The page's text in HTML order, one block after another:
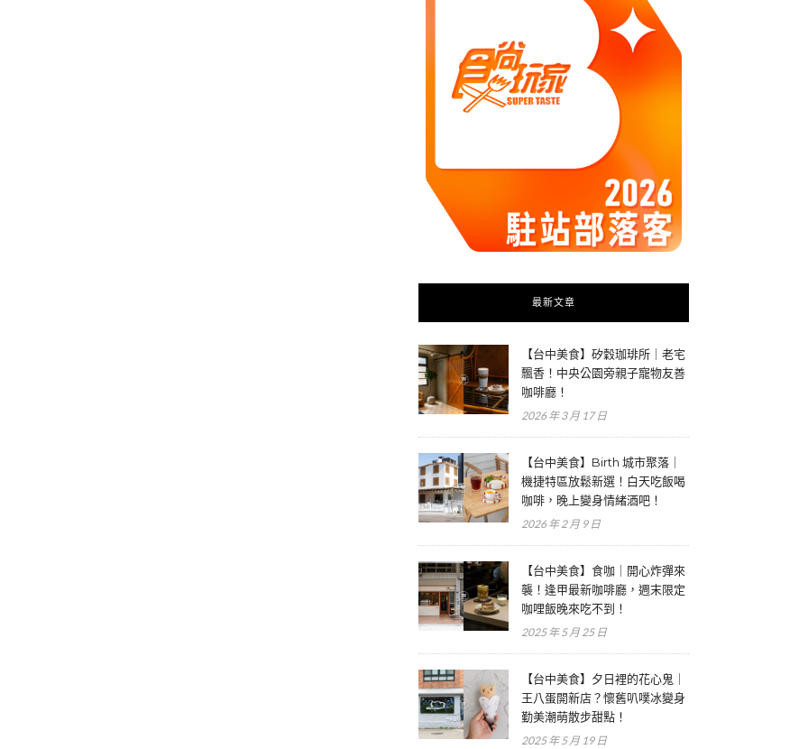
最新文章
【台中美食】矽穀珈琲所｜老宅
飄香！中央公園旁親子寵物友善
咖啡廳！
2026 年 3 月 17 日
【台中美食】Birth 城市聚落｜
機捷特區放鬆新選！白天吃飯喝
咖啡，晚上變身情緒酒吧！
2026 年 2 月 9 日
【台中美食】食咖｜開心炸彈來
襲！逢甲最新咖啡廳，週末限定
咖哩飯晚來吃不到！
2025 年 5 月 25 日
【台中美食】夕日裡的花心鬼｜
王八蛋開新店？懷舊叭噗冰變身
勤美潮萌散步甜點！
2025 年 5 月 19 日